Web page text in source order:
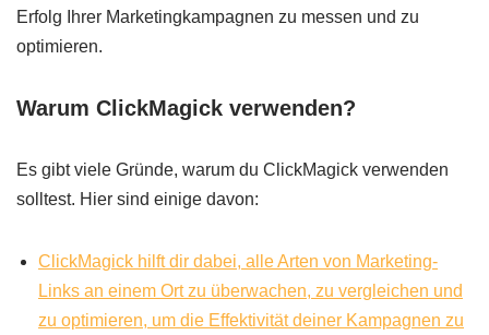
Erfolg Ihrer Marketingkampagnen zu messen und zu
optimieren.
Warum ClickMagick verwenden?
Es gibt viele Gründe, warum du ClickMagick verwenden
solltest. Hier sind einige davon:
ClickMagick hilft dir dabei, alle Arten von Marketing-
Links an einem Ort zu überwachen, zu vergleichen und
zu optimieren, um die Effektivität deiner Kampagnen zu